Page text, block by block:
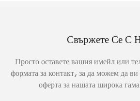
Свържете Се С
Просто оставете вашия имейл или
формата за контакт, за да можем да
оферта за нашата широка